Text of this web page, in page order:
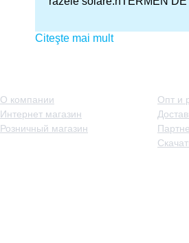
Citeşte mai mult
О компании
Интернет магазин
Розничный магазин
Опт и